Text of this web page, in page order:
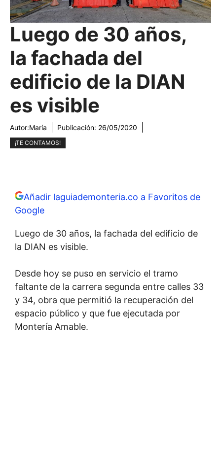
Luego de 30 años,
la fachada del
edificio de la DIAN
es visible
Autor:María Publicación: 26/05/2020
¡TE CONTAMOS!
Añadir laguiademonteria.co a Favoritos de
Google
Luego de 30 años, la fachada del edificio de
la DIAN es visible.
Desde hoy se puso en servicio el tramo
faltante de la carrera segunda entre calles 33
y 34, obra que permitió la recuperación del
espacio público y que fue ejecutada por
Montería Amable.